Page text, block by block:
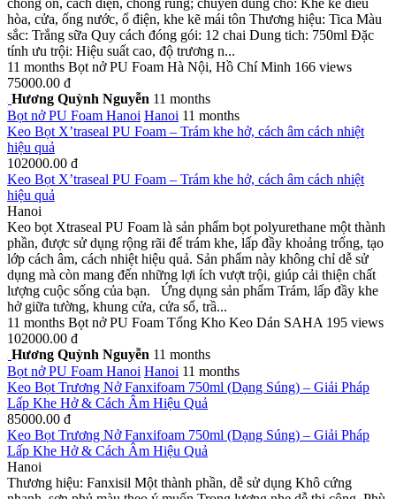
hòa, cửa, ống nước, ổ điện, khe kẽ mái tôn Thương hiệu: Tica Màu
sắc: Trắng sữa Quy cách đóng gói: 12 chai Dung tich: 750ml Đặc
tính ưu trội: Hiệu suất cao, độ trương n...
11 months Bọt nở PU Foam Hà Nội, Hồ Chí Minh 166 views
75000.00 đ
Hương Quỳnh Nguyễn 11 months
Bọt nở PU Foam Hanoi Hanoi 11 months
Keo Bọt X’traseal PU Foam – Trám khe hở, cách âm cách nhiệt
hiệu quả
102000.00 đ
Keo Bọt X’traseal PU Foam – Trám khe hở, cách âm cách nhiệt
hiệu quả
Hanoi
Keo bọt Xtraseal PU Foam là sản phẩm bọt polyurethane một thành
phần, được sử dụng rộng rãi để trám khe, lấp đầy khoảng trống, tạo
lớp cách âm, cách nhiệt hiệu quả. Sản phẩm này không chỉ dễ sử
dụng mà còn mang đến những lợi ích vượt trội, giúp cải thiện chất
lượng cuộc sống của bạn. Ứng dụng sản phẩm Trám, lấp đầy khe
hở giữa tường, khung cửa, cửa sổ, trầ...
11 months Bọt nở PU Foam Tổng Kho Keo Dán SAHA 195 views
102000.00 đ
Hương Quỳnh Nguyễn 11 months
Bọt nở PU Foam Hanoi Hanoi 11 months
Keo Bọt Trương Nở Fanxifoam 750ml (Dạng Súng) – Giải Pháp
Lấp Khe Hở & Cách Âm Hiệu Quả
85000.00 đ
Keo Bọt Trương Nở Fanxifoam 750ml (Dạng Súng) – Giải Pháp
Lấp Khe Hở & Cách Âm Hiệu Quả
Hanoi
Thương hiệu: Fanxisil Một thành phần, dễ sử dụng Khô cứng